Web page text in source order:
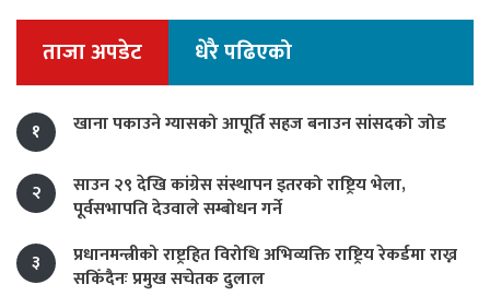
ताजा अपडेट धेरै पढिएको
१ खाना पकाउने ग्यासको आपूर्ति सहज बनाउन सांसदको जोड
२
साउन २९ देखि कांग्रेस संस्थापन इतरको राष्ट्रिय भेला,
पूर्वसभापति देउवाले सम्बोधन गर्ने
३
प्रधानमन्त्रीको राष्ट्रहित विरोधि अभिव्यक्ति राष्ट्रिय रेकर्डमा राख्न
सकिँदैनः प्रमुख सचेतक दुलाल